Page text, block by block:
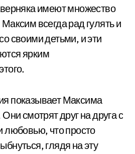
имеют множество
всегда рад гулять и
своими детьми, и эти
ярким
показывает Максима
смотрят друг на друга с
любовью, что просто
глядя на эту